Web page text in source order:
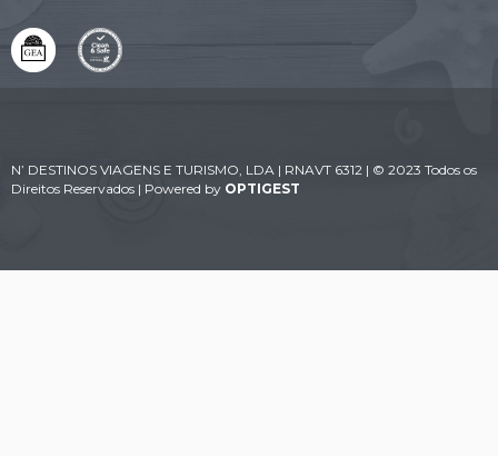
N’ DESTINOS VIAGENS E TURISMO, LDA | RNAVT 6312 | © 2023 Todos os
Direitos Reservados | Powered by OPTIGEST